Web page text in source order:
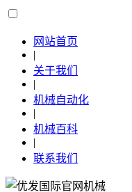
网站首页
|
关于我们
|
机械自动化
|
机械百科
|
联系我们